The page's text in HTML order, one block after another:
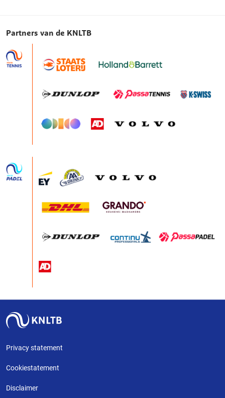
Partners van de KNLTB
Privacy statement
Cookiestatement
Disclaimer